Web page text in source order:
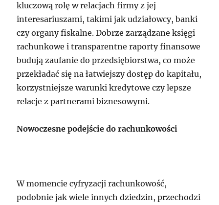
kluczową rolę w relacjach firmy z jej
interesariuszami, takimi jak udziałowcy, banki
czy organy fiskalne. Dobrze zarządzane księgi
rachunkowe i transparentne raporty finansowe
budują zaufanie do przedsiębiorstwa, co może
przekładać się na łatwiejszy dostęp do kapitału,
korzystniejsze warunki kredytowe czy lepsze
relacje z partnerami biznesowymi.
Nowoczesne podejście do rachunkowości
W momencie cyfryzacji rachunkowość,
podobnie jak wiele innych dziedzin, przechodzi